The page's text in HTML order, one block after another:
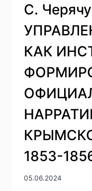
С.
КАК
1853-
05.06.2024